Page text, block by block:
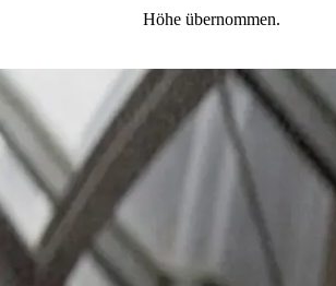
Höhe übernommen.